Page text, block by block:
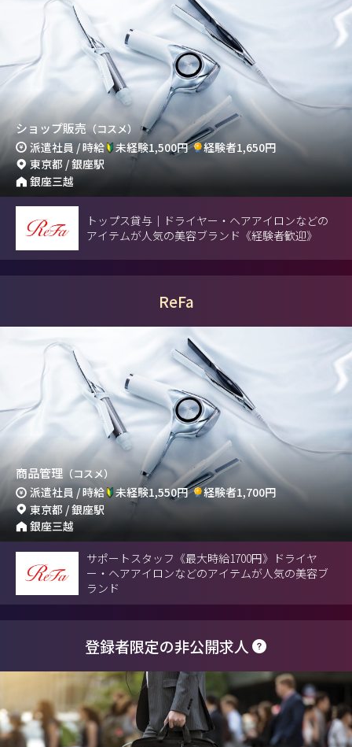
ショップ販売（コスメ）
派遣社員 / 時給 未経験1,500円
経験者1,650円
東京都 / 銀座駅
銀座三越
トップス貸与｜ドライヤー・ヘアアイロンなどの
アイテムが人気の美容ブランド《経験者歓迎》
ReFa
商品管理（コスメ）
派遣社員 / 時給 未経験1,550円
経験者1,700円
東京都 / 銀座駅
銀座三越
サポートスタッフ《最大時給1700円》ドライヤ
ー・ヘアアイロンなどのアイテムが人気の美容ブ
ランド
登録者限定の非公開求人